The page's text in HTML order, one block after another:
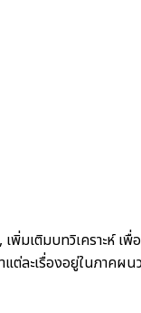
มเติมบทวิเคราะห์
ต่ละเรื่องอยู่ในภาคผ